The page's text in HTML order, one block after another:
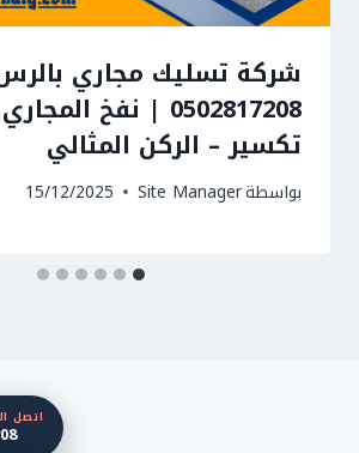
شركة تسليك مجاري
0502817208 | نفخ
تكسير – الركن المثالي
بواسطةSite Manager
15/12/2025
اتصل